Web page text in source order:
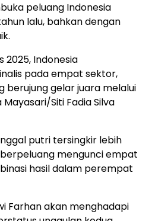
peluang Indonesia
lalu, bahkan dengan
2025, Indonesia
pada empat sektor,
berujung gelar juara melalui
Siti Fadia Silva
putri tersingkir lebih
mengunci empat
hasil dalam perempat
Farhan akan menghadapi